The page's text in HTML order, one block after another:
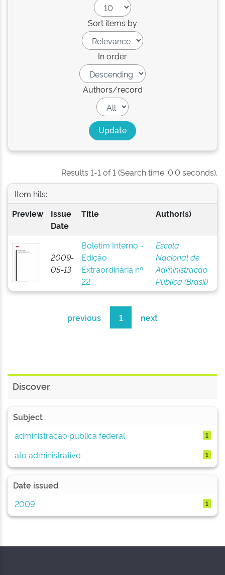
Sort items by
In order
Authors/record
Results 1-1 of 1 (Search time: 0.0 seconds).
Item hits:
Preview
Issue
Date
Title Author(s)
2009-
05-13
Boletim Interno -
Edição
Extraordinária nº
22
Escola
Nacional de
Administração
Pública (Brasil)
previous 1 next
Discover
Subject
administração pública federal
1
ato administrativo 1
Date issued
2009
1